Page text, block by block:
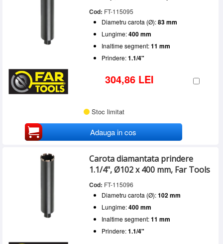
Cod: FT-115095
Diametru carota (Ø):83 mm
Lungime:400 mm
Inaltime segment:11 mm
Prindere:1.1/4"
304,86 LEI
Stoc limitat
Adauga in cos
Carota diamantata prindere
1.1/4", Ø102 x 400 mm, Far Tools
Cod: FT-115096
Diametru carota (Ø):102 mm
Lungime:400 mm
Inaltime segment:11 mm
Prindere:1.1/4"